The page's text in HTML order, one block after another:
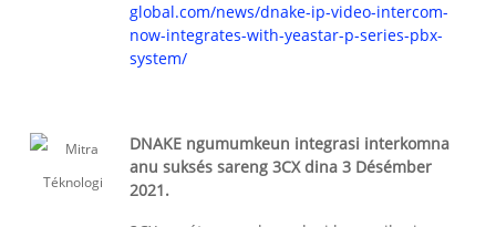
global.com/news/dnake-ip-video-intercom-
now-integrates-with-yeastar-p-series-pbx-
system/
DNAKE ngumumkeun integrasi interkomna
anu suksés sareng 3CX dina 3 Désémber
2021.